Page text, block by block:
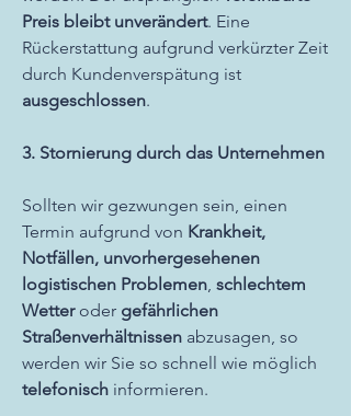
Preis bleibt unverändert. Eine
Rückerstattung aufgrund verkürzter Zeit
durch Kundenverspätung ist
ausgeschlossen.
3. Stornierung durch das Unternehmen
Sollten wir gezwungen sein, einen
Termin aufgrund von Krankheit,
Notfällen, unvorhergesehenen
logistischen Problemen, schlechtem
Wetteroder gefährlichen
Straßenverhältnissen abzusagen, so
werden wir Sie so schnell wie möglich
telefonisch informieren.